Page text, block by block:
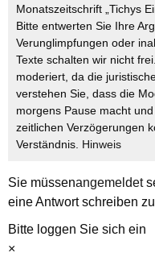
Monatszeitschrift „Tichys
Bitte entwerten Sie Ihre
Verunglimpfungen oder
Texte schalten wir nicht
moderiert, da die
verstehen Sie, dass die
morgens Pause macht
zeitlichen Verzögerungen
Verständnis. Hinweis
Sie müssenangemeldet
eine Antwort schreiben
Bitte loggen Sie sich ein
×